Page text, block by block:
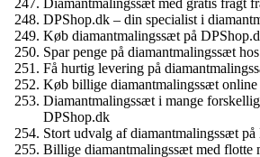
Diamantmalingssæt med gratis fragt
DPShop.dk – din specialist i
Køb diamantmalingssæt på
Spar penge på diamantmalingssæt
Få hurtig levering på
Køb billige diamantmalingssæt
Diamantmalingssæt i mange
DPShop.dk
Stort udvalg af diamantmalingssæt
Billige diamantmalingssæt med flotte